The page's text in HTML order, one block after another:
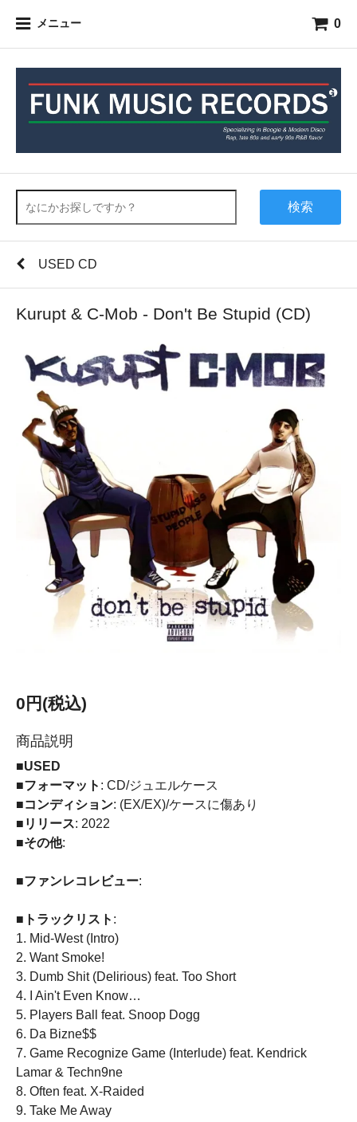
メニュー 0
検索
USED CD
Kurupt & C-Mob - Don't Be Stupid (CD)
0円(税込)
商品説明
■USED
■フォーマット : CD/ジュエルケース
■コンディション: (EX/EX)/ケースに傷あり
■リリース: 2022
■その他:
■ファンレコレビュー:
■トラックリスト :
1. Mid-West (Intro)
2. Want Smoke!
3. Dumb Shit (Delirious) feat. Too Short
4. I Ain't Even Know…
5. Players Ball feat. Snoop Dogg
6. Da Bizne$$
7. Game Recognize Game (Interlude) feat. Kendrick
Lamar & Techn9ne
8. Often feat. X-Raided
9. Take Me Away